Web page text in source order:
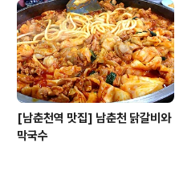
[남춘천역 맛집] 남춘천 닭갈비와
막국수